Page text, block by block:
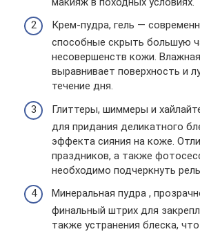
Крем-пудра, гель —
способные скрыть большую
несовершенств кожи.
выравнивает поверхность и
течение дня.
Глиттеры, шиммеры и
для придания деликатного
эффекта сияния на коже.
праздников, а также
необходимо подчеркнуть
Минеральная пудра ,
финальный штрих для
также устранения блеска,